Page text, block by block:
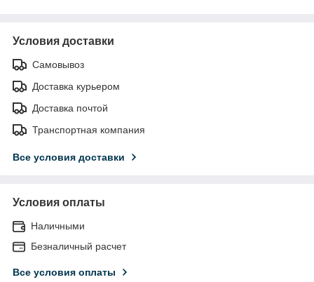
Условия доставки
Самовывоз
Доставка курьером
Доставка почтой
Транспортная компания
Все условия доставки
Условия оплаты
Наличными
Безналичный расчет
Все условия оплаты